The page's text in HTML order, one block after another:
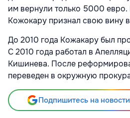
им вернули только 5000
Кожокару признал свою вину
До 2010 года Кожакару был
С 2010 года работал в
Кишинева. После
переведен в окружную
Подпишитесь на